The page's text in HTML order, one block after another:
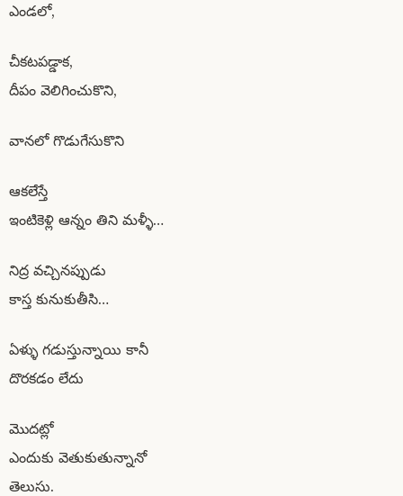
ఎండలో,
చీకటపడ్డాక,
దీపం వెలిగించుకొని,
వానలో గొడుగేసుకొని
ఆకలేస్తే
ఇంటికెళ్లి ఆన్నం తిని మళ్ళీ…
నిద్ర వచ్చినప్పుడు
కాస్త కునుకుతీసి…
ఏళ్ళు గడుస్తున్నాయి కానీ
దొరకడం లేదు
మొదట్లో
ఎందుకు వెతుకుతున్నానో
తెలుసు.